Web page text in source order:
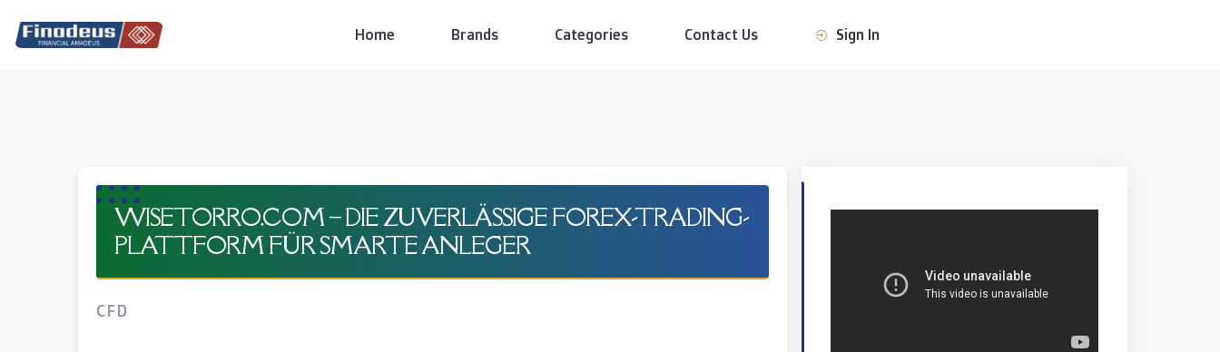
Home Brands Categories Contact Us Sign In
WISETORRO.COM – DIE ZUVERLÄSSIGE FOREX-TRADING-
PLATTFORM FÜR SMARTE ANLEGER
CFD